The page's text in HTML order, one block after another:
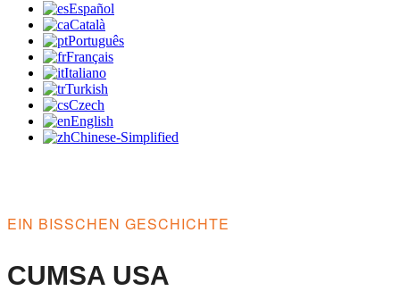
Español
Català
Português
Français
Italiano
Turkish
Czech
English
Chinese-Simplified
EIN BISSCHEN GESCHICHTE
CUMSA USA